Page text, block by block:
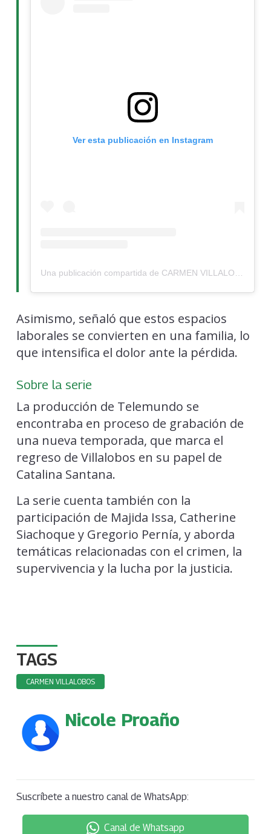
Ver esta publicación en Instagram
Asimismo, señaló que estos espacios
laborales se convierten en una familia, lo
que intensifica el dolor ante la pérdida.
Sobre la serie
La producción de Telemundo se
encontraba en proceso de grabación de
una nueva temporada, que marca el
regreso de Villalobos en su papel de
Catalina Santana.
La serie cuenta también con la
participación de Majida Issa, Catherine
Siachoque y Gregorio Pernía, y aborda
temáticas relacionadas con el crimen, la
supervivencia y la lucha por la justicia.
TAGS
CARMEN VILLALOBOS
Nicole Proaño
Suscríbete a nuestro canal de WhatsApp:
Canal de Whatsapp